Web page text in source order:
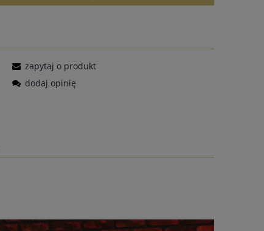
zapytaj o produkt
dodaj opinię